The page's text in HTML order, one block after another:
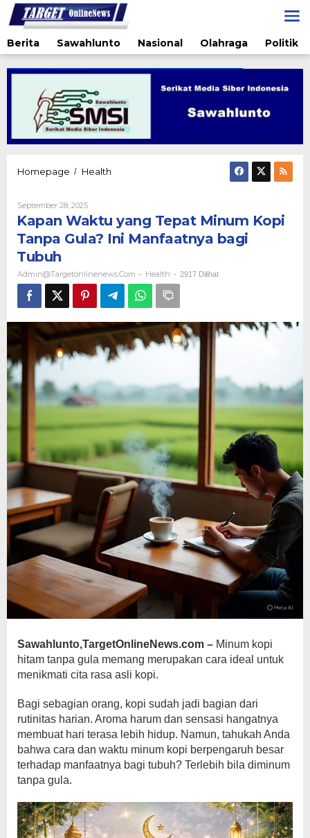
Lewati
ke
konten
Berita
Sawahlunto Nasional Olahraga Politik
Homepage / Health
Minum
Kopi
Tanpa
Ini
Manfaatnya
bagi
Tubuh
September 28, 2025Oleh
Admin@targetonlinenews.com
Kapan Waktu yang Tepat Minum Kopi
Tanpa Gula? Ini Manfaatnya bagi
Tubuh
Admin@targetonlinenews.com - Health - 2917 Dilihat
Sawahlunto,TargetOnlineNews.com – Minum kopi
hitam tanpa gula memang merupakan cara ideal untuk
menikmati cita rasa asli kopi.
Bagi sebagian orang, kopi sudah jadi bagian dari
rutinitas harian. Aroma harum dan sensasi hangatnya
membuat hari terasa lebih hidup. Namun, tahukah Anda
bahwa cara dan waktu minum kopi berpengaruh besar
terhadap manfaatnya bagi tubuh? Terlebih bila diminum
tanpa gula.